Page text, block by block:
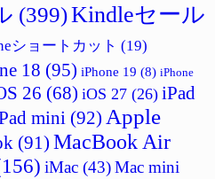
(399)Kindleセール
ショートカット (19)
18 (95) iPhone 19 (8) iPhone
26 (68) iOS 27 (26) iPad
mini (92) Apple
(91) MacBook Air
iMac (43)Mac mini